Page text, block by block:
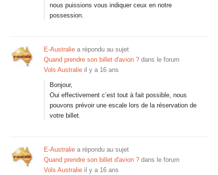
nous puissions vous indiquer ceux en notre
possession.
E-Australie a répondu au sujet
Quand prendre son billet d'avion ? dans le forum
Vols Australie il y a 16 ans
Bonjour,
Oui effectivement c’est tout à fait possible, nous
pouvons prévoir une escale lors de la réservation de
votre billet.
E-Australie a répondu au sujet
Quand prendre son billet d'avion ? dans le forum
Vols Australie il y a 16 ans